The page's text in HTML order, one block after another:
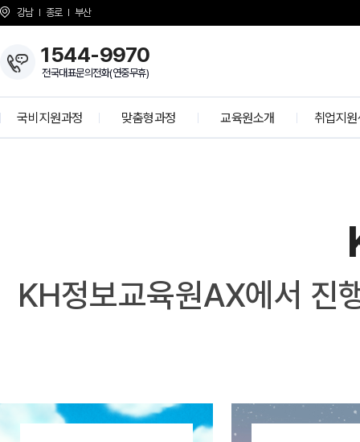
강남 종로 부산
1544-9970
전국대표문의전화(연중무휴)
사업 제휴 문의
언론보도
선배와의
취업현
협력기
인재 채용
국비지원과정 맞춤형과정 교육원소개 취업지
KH정보교육원AX에서 진